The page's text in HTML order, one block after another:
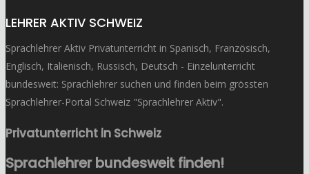
LEHRER AKTIV SCHWEIZ
Sprachlehrer Aktiv Privatunterricht in Spanisch, Französisch,
Englisch, Italienisch, Russisch, Deutsch - Einzelunterricht
bundesweit: Sprachlehrer suchen und finden beim grössten
Sprachlehrer-Portal Schweiz "Sprachlehrer Aktiv".
Privatunterricht in Schweiz
Sprachlehrer bundesweit finden!